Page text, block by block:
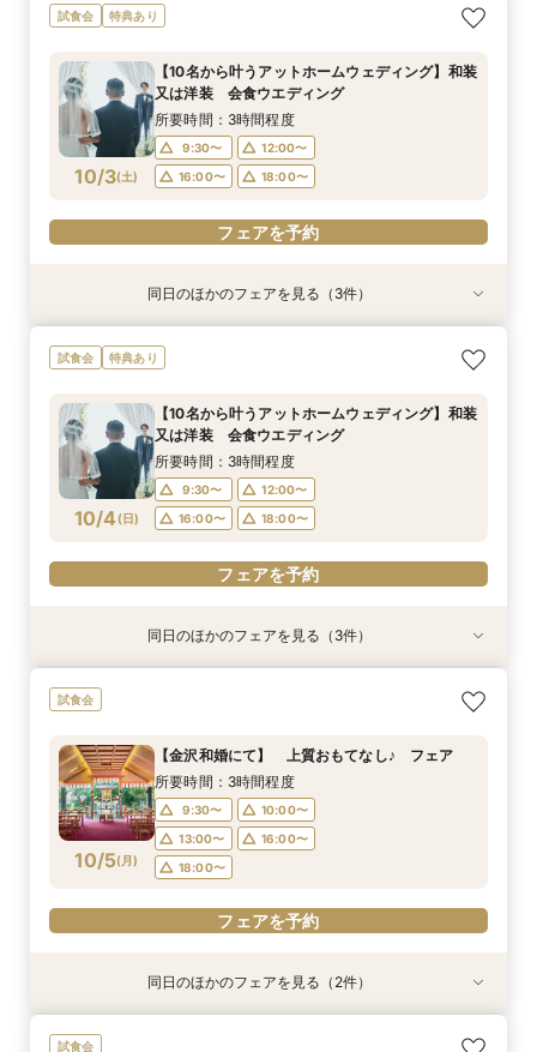
10/2 金)
【少人数結婚式】貸切り可能なホテルウエディン
グ相談会
10:00〜
13:00〜
16:00〜
18:00〜
フェアを予約
試食会 特典あり
10/3(土)
【10名から叶うアットホームウェディング】和装
又は洋装 会食ウエディング
所要時間：3時間程度
9:30〜
12:00〜
16:00〜
18:00〜
フェアを予約
10/3 土)
【家族婚フェア】宿泊特典付き/洋装・和装/相談
会 アットホームウエディング相談会
9:30〜
12:00〜
16:00〜
18:00〜
フェアを予約
10/3 土)
【金沢和婚にて】 上質おもてなし♪ フェア
9:30〜
10:00〜
13:00〜
16:00〜
18:00〜
フェアを予約
10/3 土)
2026年12月までの挙式をお考えのお2人へ 宿
泊・ドレス特典付き
9:30〜
10:00〜
13:00〜
16:00〜
18:00〜
同日のほかのフェアを見る（3件）
試食会 特典あり
10/4 (日)
【10名から叶うアットホームウェディング】和装
又は洋装 会食ウエディング
所要時間：3時間程度
9:30〜
12:00〜
16:00〜
18:00〜
フェアを予約
10/4(日)
【家族婚フェア】宿泊特典付き/洋装・和装/相談
16:00〜
18:00〜
フェアを予約
10/4(日)
9:30〜
10:00〜
13:00〜
16:00〜
18:00〜
フェアを予約
10/4(日)
2026年12月までの挙式をお考えのお2人へ 宿
13:00〜
16:00〜
18:00〜
フェアを予約
同日のほかのフェアを見る（3件）
試食会
10/5(月)
【金沢和婚にて】 上質おもてなし♪ フェア
所要時間：3時間程度
9:30〜
10:00〜
13:00〜
16:00〜
18:00〜
フェアを予約
2026年12月までの挙式をお考えのお2人へ 宿
【少人数結婚式】貸切り可能なホテルウエディン
同日のほかのフェアを見る（2件）
試食会